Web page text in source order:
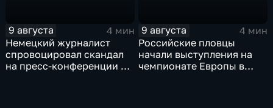
9 августа
4 мин
Немецкий журналист
спровоцировал скандал
на пресс-конференции в
9 августа
4 мин
Российские пловцы
начали выступления на
чемпионате Европы в